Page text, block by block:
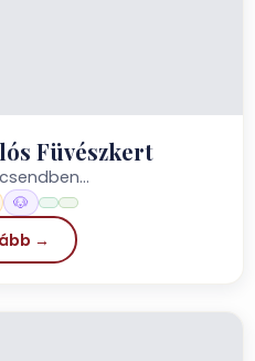
Füvészkert
🐶
→